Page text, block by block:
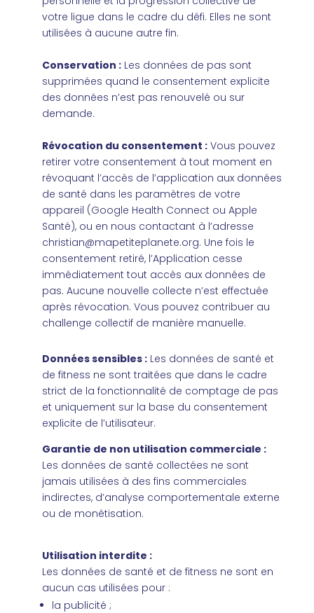
votre ligue dans le cadre du défi. Elles ne sont
utilisées à aucune autre fin.
Conservation :Les données de pas sont
supprimées quand le consentement explicite
des données n’est pas renouvelé ou sur
demande.
Révocation du consentement :Vous pouvez
retirer votre consentement à tout moment en
révoquant l’accès de l’application aux données
de santé dans les paramètres de votre
appareil (Google Health Connect ou Apple
Santé), ou en nous contactant à l’adresse
christian@mapetiteplanete.org. Une fois le
consentement retiré, l’Application cesse
immédiatement tout accès aux données de
pas. Aucune nouvelle collecte n’est effectuée
après révocation. Vous pouvez contribuer au
challenge collectif de manière manuelle.
Données sensibles :Les données de santé et
de fitness ne sont traitées que dans le cadre
strict de la fonctionnalité de comptage de pas
et uniquement sur la base du consentement
explicite de l’utilisateur.
Garantie de non utilisation commerciale :
Les données de santé collectées ne sont
jamais utilisées à des fins commerciales
indirectes, d’analyse comportementale externe
ou de monétisation.
Utilisation interdite :
Les données de santé et de fitness ne sont en
aucun cas utilisées pour :
la publicité ;